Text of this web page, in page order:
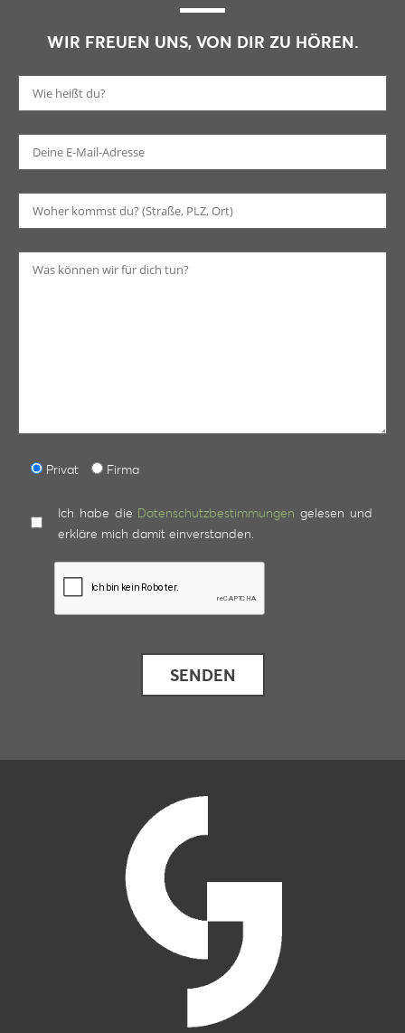
WIR FREUEN UNS, VON DIR ZU HÖREN.
Privat Firma
Ich habe die Datenschutzbestimmungen gelesen und
erkläre mich damit einverstanden.